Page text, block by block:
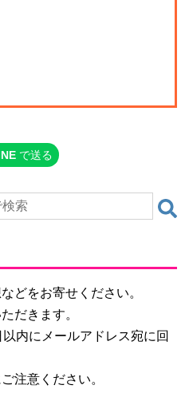
で送る
どをお寄せください。
だきます。
内にメールアドレス宛に回
注意ください。